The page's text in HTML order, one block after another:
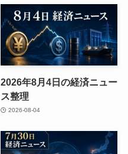
2026年8月4日の経済ニュー
ス整理
2026-08-04